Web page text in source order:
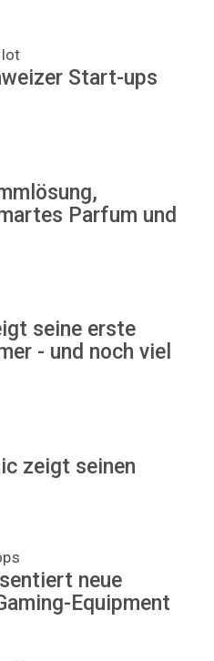
Start-ups
Parfum und
seine erste
- und noch viel
zeigt seinen
neue
Equipment